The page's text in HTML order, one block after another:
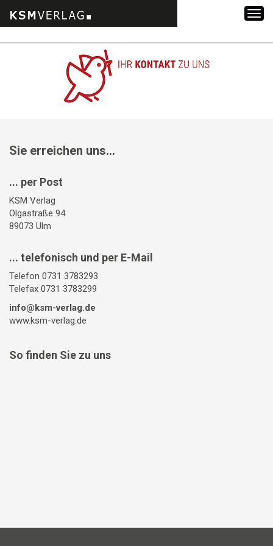
Sie erreichen uns...
... per Post
KSM Verlag
Olgastraße 94
89073 Ulm
... telefonisch und per E-Mail
Telefon 0731 3783293
Telefax 0731 3783299
info@ksm-verlag.de
www.ksm-verlag.de
So finden Sie zu uns